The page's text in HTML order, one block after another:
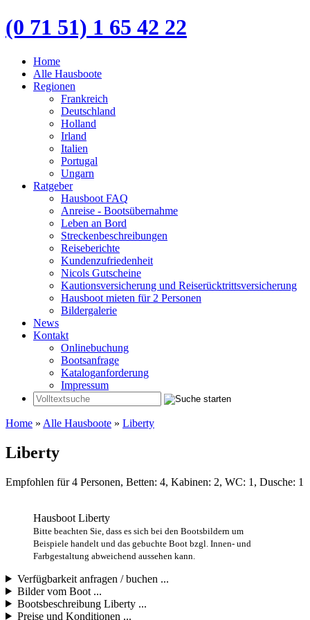
(0 71 51) 1 65 42 22
Home
Alle Hausboote
Regionen
Frankreich
Deutschland
Holland
Irland
Italien
Portugal
Ungarn
Ratgeber
Hausboot FAQ
Anreise - Bootsübernahme
Leben an Bord
Streckenbeschreibungen
Reiseberichte
Kundenzufriedenheit
Nicols Gutscheine
Kautionsversicherung und Reiserücktrittsversicherung
Hausboot mieten für 2 Personen
Bildergalerie
News
Kontakt
Onlinebuchung
Bootsanfrage
Kataloganforderung
Impressum
Home » Alle Hausboote » Liberty
Liberty
Empfohlen für 4 Personen, Betten: 4, Kabinen: 2, WC: 1, Dusche: 1
Hausboot Liberty
Bitte beachten Sie, dass es sich bei den Bootsbildern um
Beispiele handelt und das gebuchte Boot bzgl. Innen- und
Farbgestaltung abweichend aussehen kann.
Verfügbarkeit anfragen / buchen ...
Bilder vom Boot ...
Bootsbeschreibung Liberty ...
Preise und Konditionen ...